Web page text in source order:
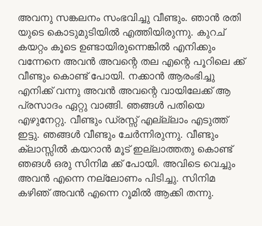
അവനു സങ്കലനം സംഭവിച്ചു വീണ്ടും. ഞാൻ രതി
യുടെ കൊടുമുടിയിൽ എത്തിയിരുന്നു. കുറച്
കയറ്റം കൂടെ ഉണ്ടായിരുന്നെങ്കിൽ എനിക്കും
വന്നേനെ അവൻ അവന്റെ തല എന്റെ പൂറിലെ ക്ക്
വീണ്ടും കൊണ്ട് പോയി. നക്കാൻ ആരംഭിച്ചു
എനിക്ക് വന്നു അവൻ അവന്റെ വായിലേക്ക് ആ
പ്രസാദം ഏറ്റു വാങ്ങി. ഞങ്ങൾ പതിയെ
എഴുനേറ്റു. വീണ്ടും ഡ്രസ്സ് എല്ല്ലാം എടുത്ത്
ഇട്ടു. ഞങ്ങൾ വീണ്ടും ചേർന്നിരുന്നു. വീണ്ടും
ക്ലാസ്സിൽ കയറാൻ മൂട് ഇല്ലാത്തതു കൊണ്ട്
ഞങൾ ഒരു സിനിമ ക്ക് പോയി. അവിടെ വെച്ചും
അവൻ എന്നെ നല്ലോണം പിടിച്ചു. സിനിമ
കഴിഞ് അവൻ എന്നെ റൂമിൽ ആക്കി തന്നു.